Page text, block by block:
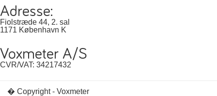
Adresse:
Fiolstræde 44, 2. sal
1171 København K
Voxmeter A/S
CVR/VAT: 34217432
� Copyright - Voxmeter